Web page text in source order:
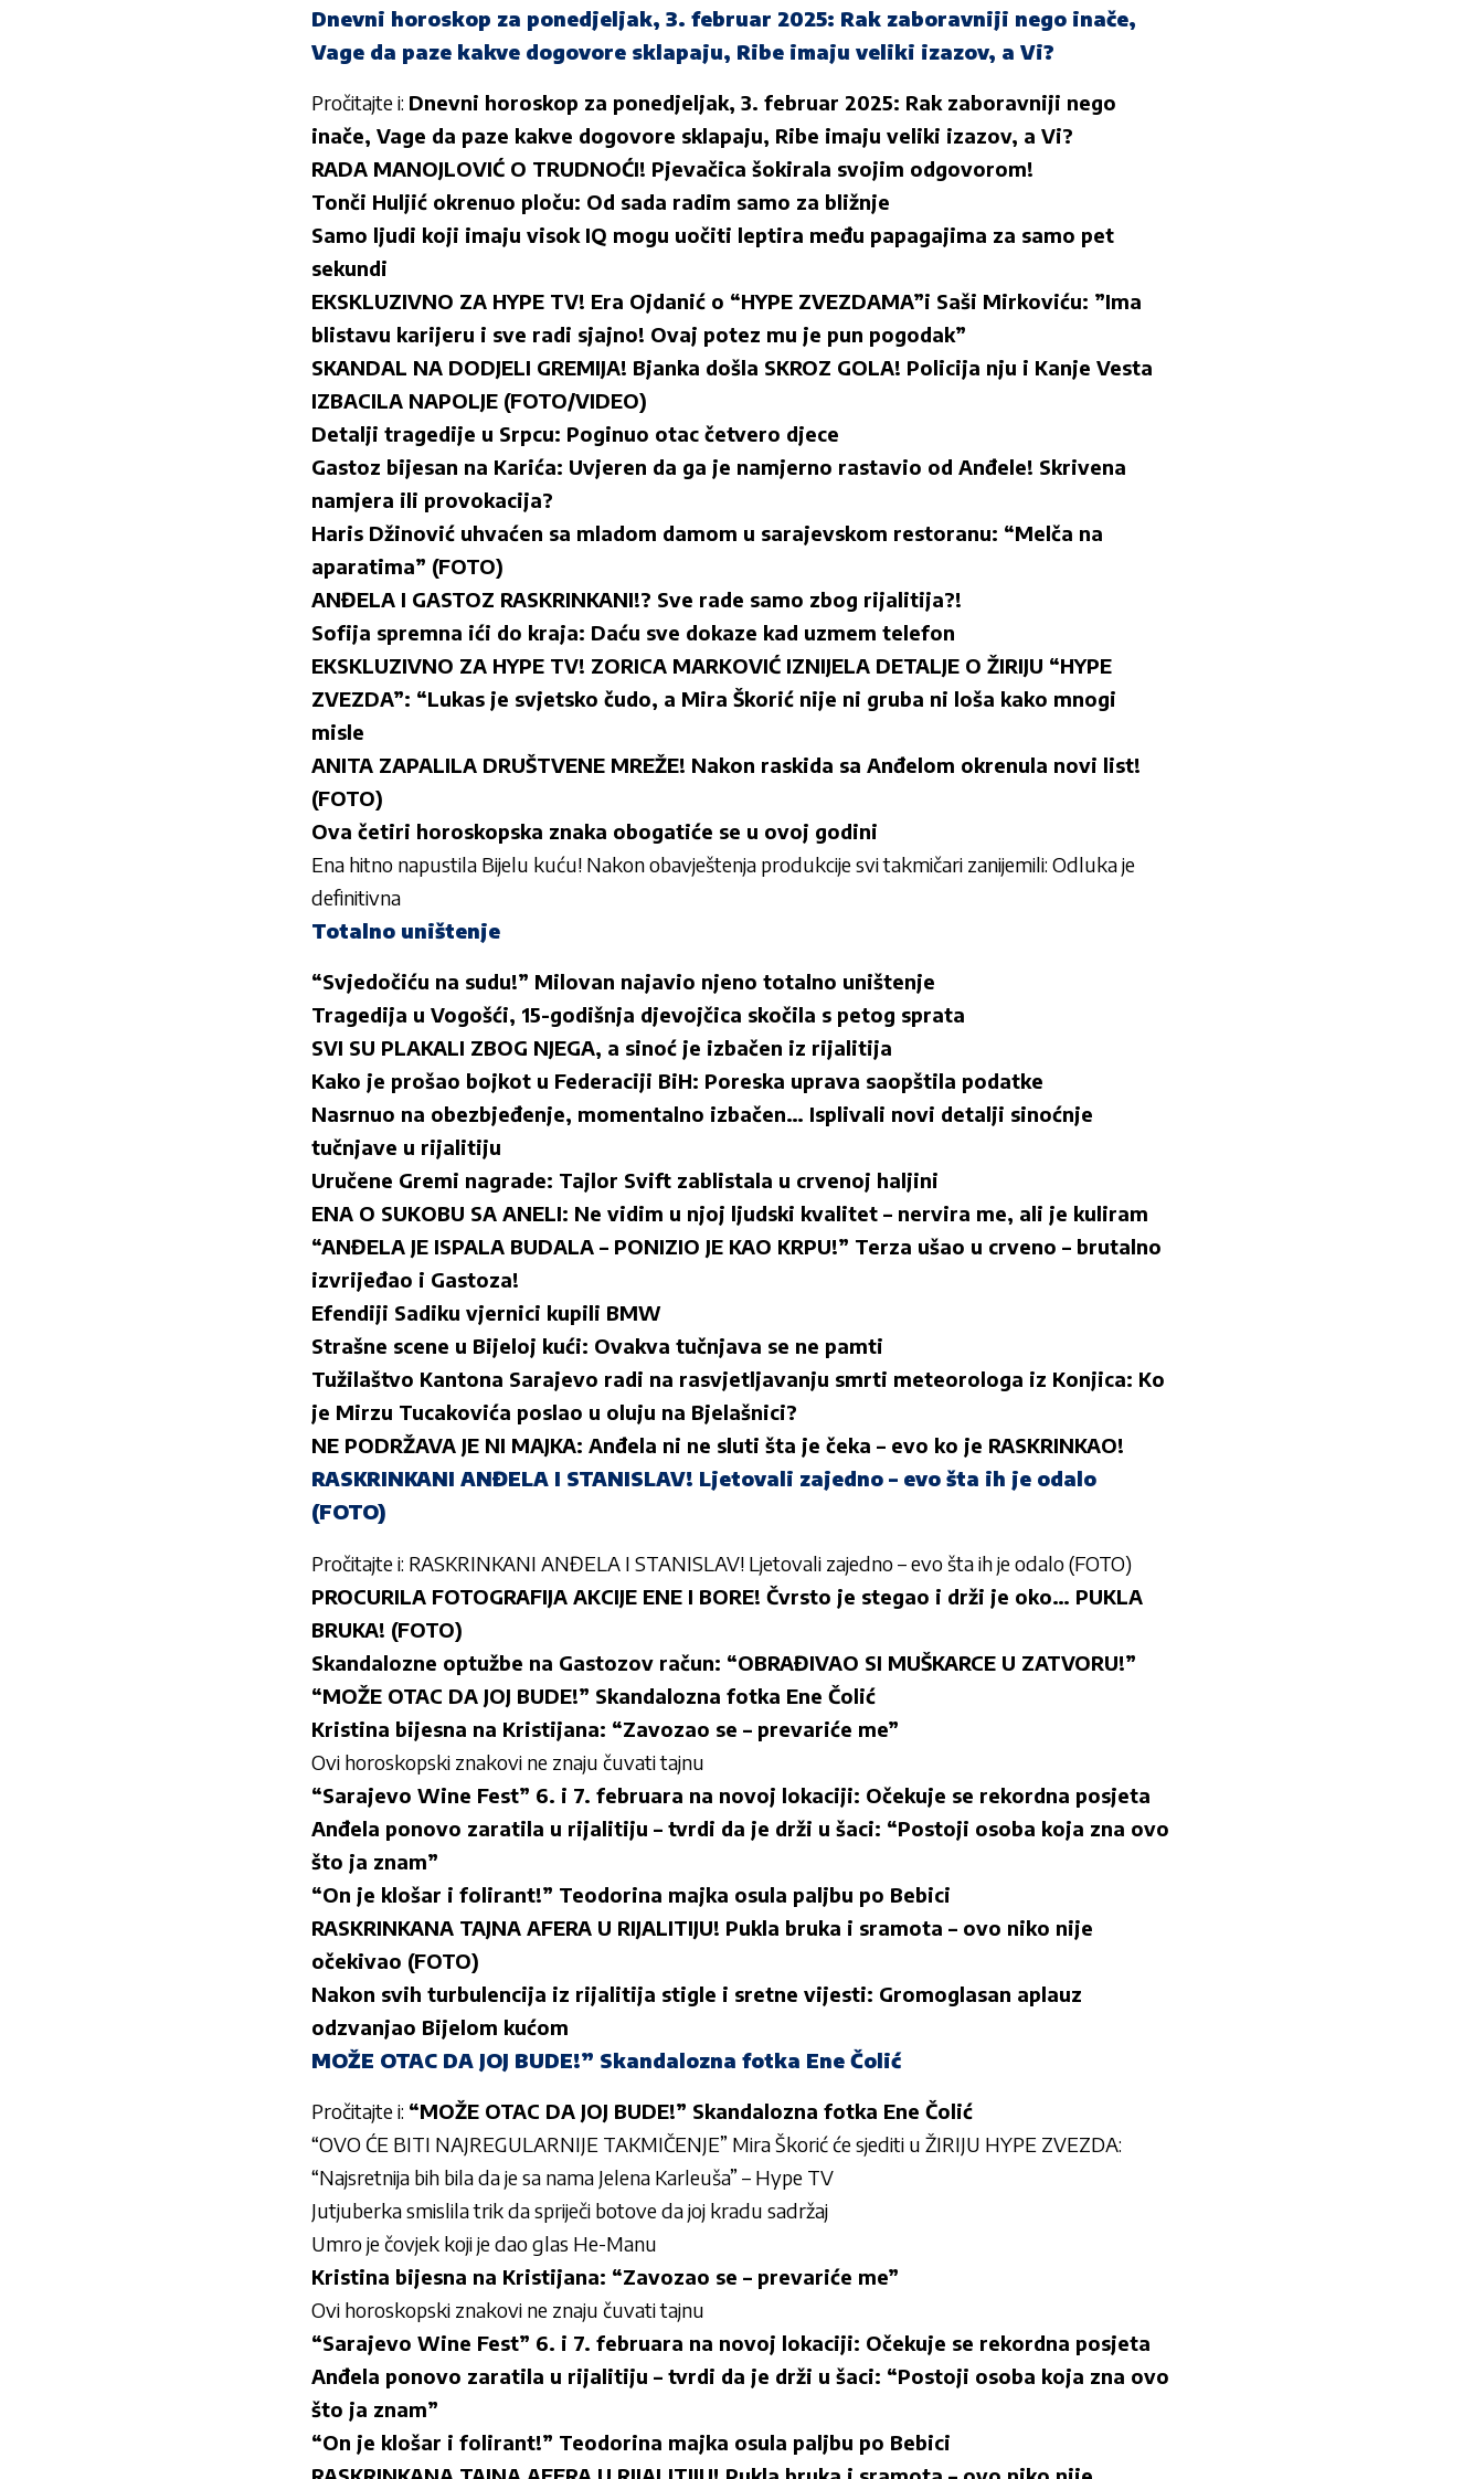
Dnevni horoskop za ponedjeljak, 3. februar 2025: Rak zaboravniji nego inače,
Vage da paze kakve dogovore sklapaju, Ribe imaju veliki izazov, a Vi?
Pročitajte i: Dnevni horoskop za ponedjeljak, 3. februar 2025: Rak zaboravniji nego
inače, Vage da paze kakve dogovore sklapaju, Ribe imaju veliki izazov, a Vi?
RADA MANOJLOVIĆ O TRUDNOĆI! Pjevačica šokirala svojim odgovorom!
Tonči Huljić okrenuo ploču: Od sada radim samo za bližnje
Samo ljudi koji imaju visok IQ mogu uočiti leptira među papagajima za samo pet
sekundi
EKSKLUZIVNO ZA HYPE TV! Era Ojdanić o “HYPE ZVEZDAMA”i Saši Mirkoviću: ”Ima
blistavu karijeru i sve radi sjajno! Ovaj potez mu je pun pogodak”
SKANDAL NA DODJELI GREMIJA! Bjanka došla SKROZ GOLA! Policija nju i Kanje Vesta
IZBACILA NAPOLJE (FOTO/VIDEO)
Detalji tragedije u Srpcu: Poginuo otac četvero djece
Gastoz bijesan na Karića: Uvjeren da ga je namjerno rastavio od Anđele! Skrivena
namjera ili provokacija?
Haris Džinović uhvaćen sa mladom damom u sarajevskom restoranu: “Melča na
aparatima” (FOTO)
ANĐELA I GASTOZ RASKRINKANI!? Sve rade samo zbog rijalitija?!
Sofija spremna ići do kraja: Daću sve dokaze kad uzmem telefon
EKSKLUZIVNO ZA HYPE TV! ZORICA MARKOVIĆ IZNIJELA DETALJE O ŽIRIJU “HYPE
ZVEZDA”: “Lukas je svjetsko čudo, a Mira Škorić nije ni gruba ni loša kako mnogi
misle
ANITA ZAPALILA DRUŠTVENE MREŽE! Nakon raskida sa Anđelom okrenula novi list!
(FOTO)
Ova četiri horoskopska znaka obogatiće se u ovoj godini
Ena hitno napustila Bijelu kuću! Nakon obavještenja produkcije svi takmičari zanijemili: Odluka je
definitivna
Totalno uništenje
“Svjedočiću na sudu!” Milovan najavio njeno totalno uništenje
Tragedija u Vogošći, 15-godišnja djevojčica skočila s petog sprata
SVI SU PLAKALI ZBOG NJEGA, a sinoć je izbačen iz rijalitija
Kako je prošao bojkot u Federaciji BiH: Poreska uprava saopštila podatke
Nasrnuo na obezbjeđenje, momentalno izbačen… Isplivali novi detalji sinoćnje
tučnjave u rijalitiju
Uručene Gremi nagrade: Tajlor Svift zablistala u crvenoj haljini
ENA O SUKOBU SA ANELI: Ne vidim u njoj ljudski kvalitet – nervira me, ali je kuliram
“ANĐELA JE ISPALA BUDALA – PONIZIO JE KAO KRPU!” Terza ušao u crveno – brutalno
izvrijeđao i Gastoza!
Efendiji Sadiku vjernici kupili BMW
Strašne scene u Bijeloj kući: Ovakva tučnjava se ne pamti
Tužilaštvo Kantona Sarajevo radi na rasvjetljavanju smrti meteorologa iz Konjica: Ko
je Mirzu Tucakovića poslao u oluju na Bjelašnici?
NE PODRŽAVA JE NI MAJKA: Anđela ni ne sluti šta je čeka – evo ko je RASKRINKAO!
RASKRINKANI ANĐELA I STANISLAV! Ljetovali zajedno – evo šta ih je odalo
(FOTO)
Pročitajte i: RASKRINKANI ANĐELA I STANISLAV! Ljetovali zajedno – evo šta ih je odalo (FOTO)
PROCURILA FOTOGRAFIJA AKCIJE ENE I BORE! Čvrsto je stegao i drži je oko… PUKLA
BRUKA! (FOTO)
Skandalozne optužbe na Gastozov račun: “OBRAĐIVAO SI MUŠKARCE U ZATVORU!”
“MOŽE OTAC DA JOJ BUDE!” Skandalozna fotka Ene Čolić
Kristina bijesna na Kristijana: “Zavozao se – prevariće me”
Ovi horoskopski znakovi ne znaju čuvati tajnu
“Sarajevo Wine Fest” 6. i 7. februara na novoj lokaciji: Očekuje se rekordna posjeta
Anđela ponovo zaratila u rijalitiju – tvrdi da je drži u šaci: “Postoji osoba koja zna ovo
što ja znam”
“On je klošar i folirant!” Teodorina majka osula paljbu po Bebici
RASKRINKANA TAJNA AFERA U RIJALITIJU! Pukla bruka i sramota – ovo niko nije
očekivao (FOTO)
Nakon svih turbulencija iz rijalitija stigle i sretne vijesti: Gromoglasan aplauz
odzvanjao Bijelom kućom
MOŽE OTAC DA JOJ BUDE!” Skandalozna fotka Ene Čolić
Pročitajte i: “MOŽE OTAC DA JOJ BUDE!” Skandalozna fotka Ene Čolić
“OVO ĆE BITI NAJREGULARNIJE TAKMIČENJE” Mira Škorić će sjediti u ŽIRIJU HYPE ZVEZDA:
“Najsretnija bih bila da je sa nama Jelena Karleuša” – Hype TV
Jutjuberka smislila trik da spriječi botove da joj kradu sadržaj
Umro je čovjek koji je dao glas He-Manu
Kristina bijesna na Kristijana: “Zavozao se – prevariće me”
Ovi horoskopski znakovi ne znaju čuvati tajnu
“Sarajevo Wine Fest” 6. i 7. februara na novoj lokaciji: Očekuje se rekordna posjeta
Anđela ponovo zaratila u rijalitiju – tvrdi da je drži u šaci: “Postoji osoba koja zna ovo
što ja znam”
“On je klošar i folirant!” Teodorina majka osula paljbu po Bebici